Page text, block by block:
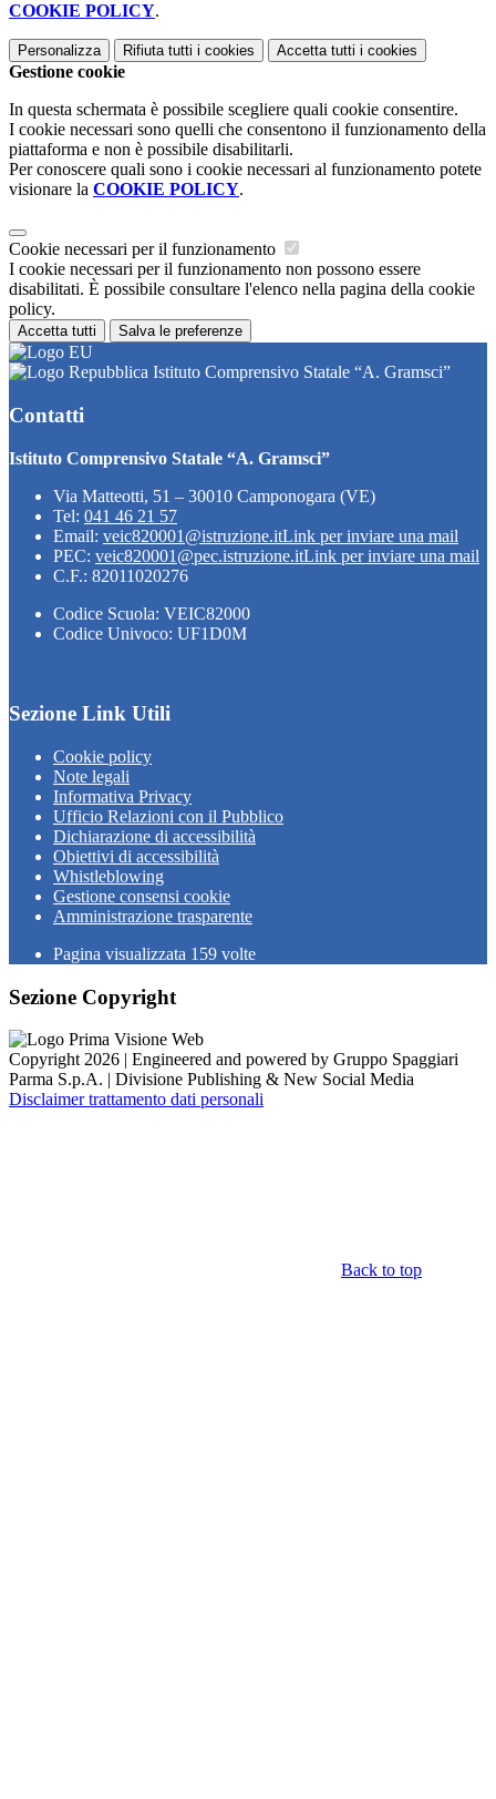
COOKIE POLICY.
Personalizza Rifiuta tutti i cookies Accetta tutti i cookies
Gestione cookie
In questa schermata è possibile scegliere quali cookie consentire.
I cookie necessari sono quelli che consentono il funzionamento della
piattaforma e non è possibile disabilitarli.
Per conoscere quali sono i cookie necessari al funzionamento potete
visionare la COOKIE POLICY.
Cookie necessari per il funzionamento
I cookie necessari per il funzionamento non possono essere
disabilitati. È possibile consultare l'elenco nella pagina della cookie
policy.
Accetta tutti Salva le preferenze
Istituto Comprensivo Statale “A. Gramsci”
Contatti
Istituto Comprensivo Statale “A. Gramsci”
Via Matteotti, 51 – 30010 Camponogara (VE)
Tel: 041 46 21 57
Email: veic820001@istruzione.itLink per inviare una mail
PEC: veic820001@pec.istruzione.itLink per inviare una mail
C.F.: 82011020276
Codice Scuola: VEIC82000
Codice Univoco: UF1D0M
Sezione Link Utili
Cookie policy
Note legali
Informativa Privacy
Ufficio Relazioni con il Pubblico
Dichiarazione di accessibilità
Obiettivi di accessibilità
Whistleblowing
Gestione consensi cookie
Amministrazione trasparente
Pagina visualizzata 159 volte
Sezione Copyright
Copyright 2026 | Engineered and powered by Gruppo Spaggiari
Parma S.p.A. | Divisione Publishing & New Social Media
Disclaimer trattamento dati personali
Back to top